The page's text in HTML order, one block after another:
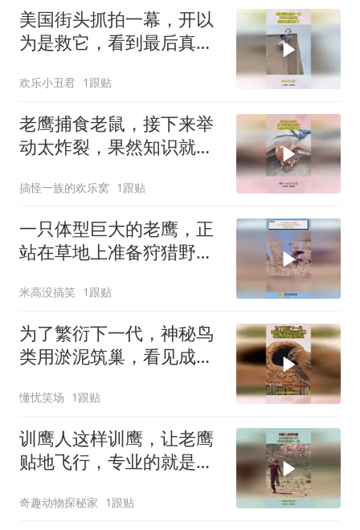
美国街头抓拍一幕，开以
为是救它，看到最后真相
欢乐小丑君 1跟贴
老鹰捕食老鼠，接下来举
动太炸裂，果然知识就是
搞怪一族的欢乐窝 1跟贴
一只体型巨大的老鹰，正
站在草地上准备狩猎野
米高没搞笑 1跟贴
为了繁衍下一代，神秘鸟
类用淤泥筑巢，看见成果
懂忧笑场 1跟贴
训鹰人这样训鹰，让老鹰
贴地飞行，专业的就是不
奇趣动物探秘家 1跟贴